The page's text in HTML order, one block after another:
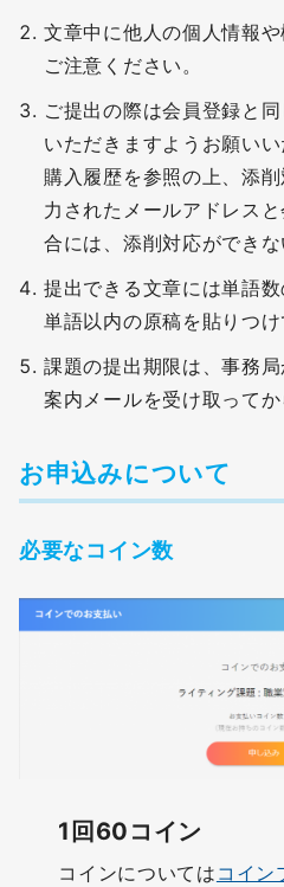
文章中に他人の個人情報
ご注意ください。
ご提出の際は会員登録と
いただきますようお願いい
購入履歴を参照の上、添
力されたメールアドレス
合には、添削対応ができな
提出できる文章には単語
単語以内の原稿を貼りつけ
課題の提出期限は、事務
案内メールを受け取ってか
お申込みについて
必要なコイン数
1回60コイン
コインについては コイン